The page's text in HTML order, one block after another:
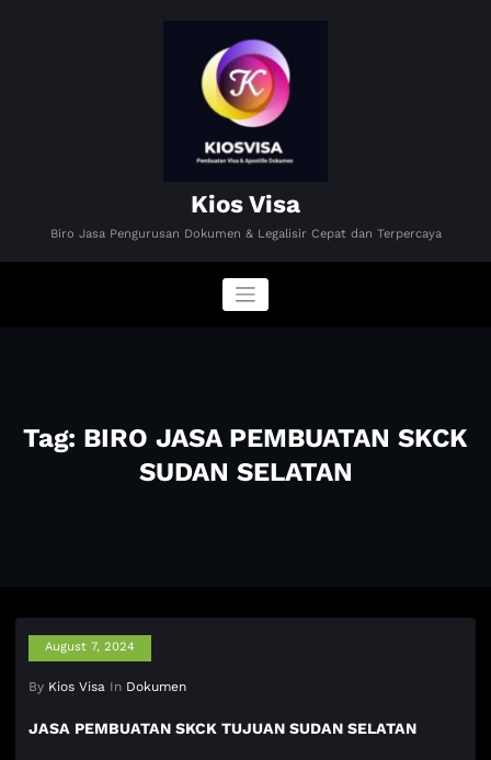
Kios Visa
Biro Jasa Pengurusan Dokumen & Legalisir Cepat dan Terpercaya
Tag: BIRO JASA PEMBUATAN SKCK
SUDAN SELATAN
August 7, 2024
By Kios Visa In Dokumen
JASA PEMBUATAN SKCK TUJUAN SUDAN SELATAN